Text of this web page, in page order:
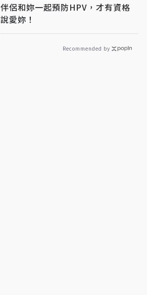
伴侶和妳一起預防HPV，才有資格
說愛妳！
Recommended by